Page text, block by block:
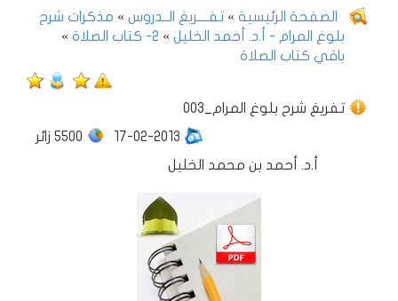
الصفحة الرئيسية » تفــــريغ الــدروس » مذكرات شرح
بلوغ المرام - أ.د. أحمد الخليل » 2- كتاب الصلاة
»
باقي كتاب الصلاة
003_تفريغ شرح بلوغ المرام
5500 زائر
17-02-2013
أ.د. أحمد بن محمد الخليل